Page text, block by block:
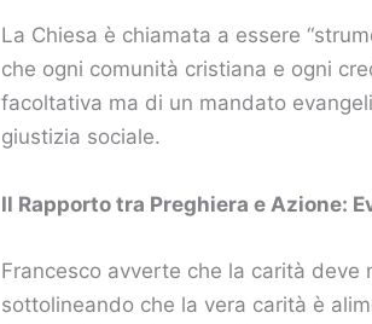
La Chiesa è chiamata a essere
che ogni comunità cristiana e ogni
facoltativa ma di un mandato
giustizia sociale.
Il Rapporto tra Preghiera e Azione:
Francesco avverte che la carità
sottolineando che la vera carità è